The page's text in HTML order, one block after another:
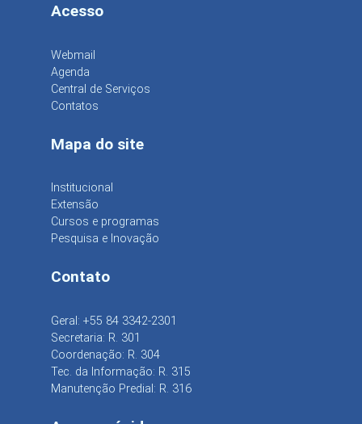
Acesso
Webmail
Agenda
Central de Serviços
Contatos
Mapa do site
Institucional
Extensão
Cursos e programas
Pesquisa e Inovação
Contato
Geral: +55 84 3342-2301
Secretaria: R. 301
Coordenação: R. 304
Tec. da Informação: R. 315
Manutenção Predial: R. 316